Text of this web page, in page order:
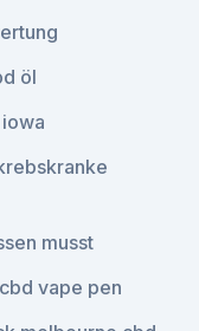
öl
musst
vape pen